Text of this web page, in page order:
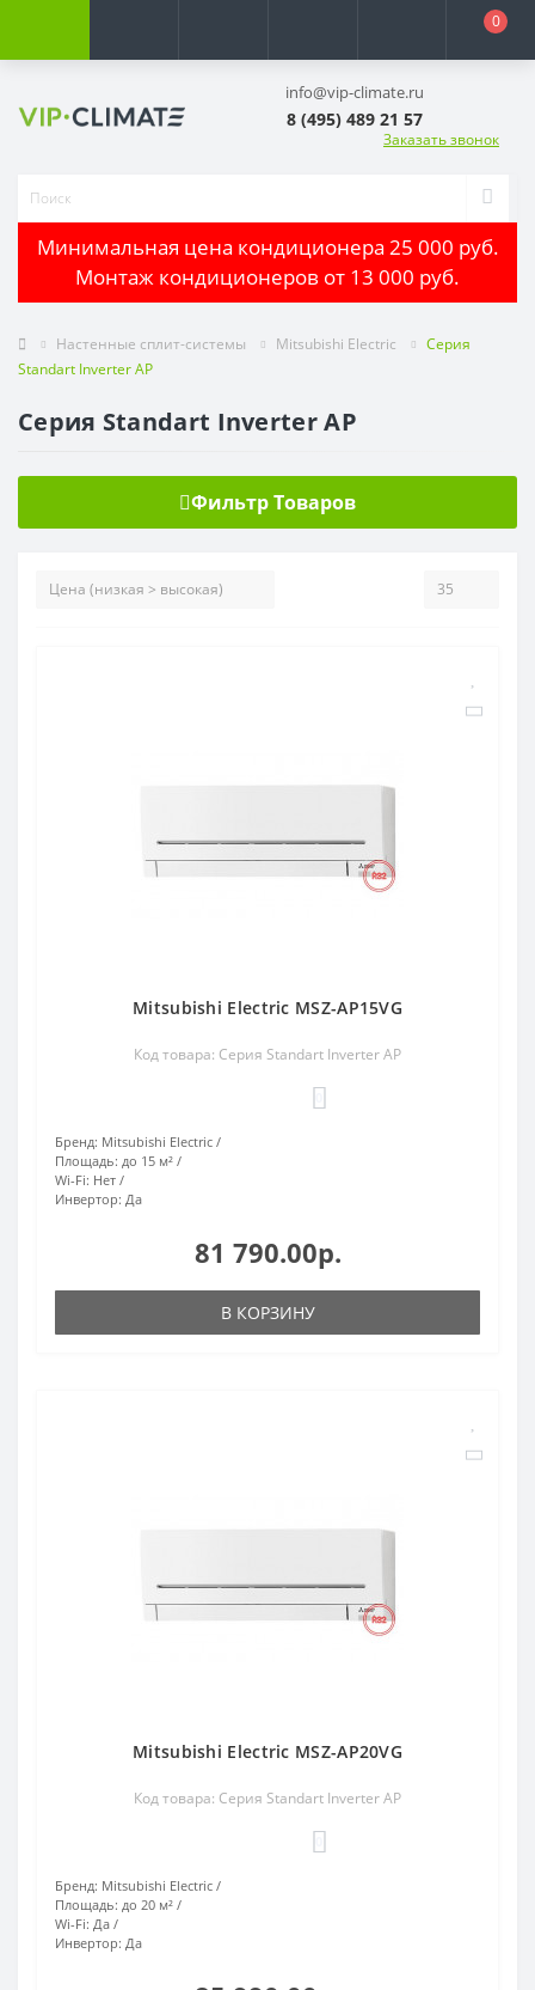
0
info@vip-climate.ru
8 (495) 489 21 57
Заказать звонок
Минимальная цена кондиционера 25 000 руб.
Монтаж кондиционеров от 13 000 руб.
Настенные сплит-системы Mitsubishi Electric
Серия
Standart Inverter AP
Серия Standart Inverter AP
Фильтр Товаров
Mitsubishi Electric MSZ-AP15VG
Код товара: Серия Standart Inverter AP
Бренд: Mitsubishi Electric
Площадь: до 15 м²
Wi-Fi: Нет
Инвертор: Да
81 790.00р.
В КОРЗИНУ
Mitsubishi Electric MSZ-AP20VG
Код товара: Серия Standart Inverter AP
Бренд: Mitsubishi Electric
Площадь: до 20 м²
Wi-Fi: Да
Инвертор: Да